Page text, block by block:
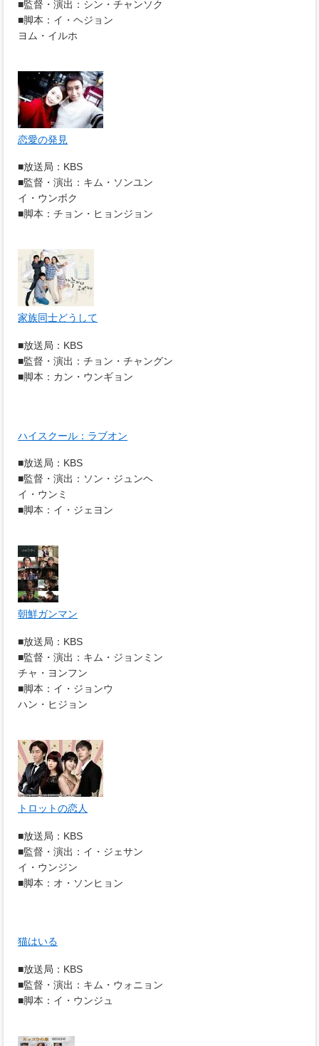
■監督・演出：シン・チャンソク
■脚本：イ・ヘジョン
ヨム・イルホ
恋愛の発見
■放送局：KBS
■監督・演出：キム・ソンユン
イ・ウンボク
■脚本：チョン・ヒョンジョン
家族同士どうして
■放送局：KBS
■監督・演出：チョン・チャングン
■脚本：カン・ウンギョン
ハイスクール：ラブオン
■放送局：KBS
■監督・演出：ソン・ジュンヘ
イ・ウンミ
■脚本：イ・ジェヨン
朝鮮ガンマン
■放送局：KBS
■監督・演出：キム・ジョンミン
チャ・ヨンフン
■脚本：イ・ジョンウ
ハン・ヒジョン
トロットの恋人
■放送局：KBS
■監督・演出：イ・ジェサン
イ・ウンジン
■脚本：オ・ソンヒョン
猫はいる
■放送局：KBS
■監督・演出：キム・ウォニョン
■脚本：イ・ウンジュ